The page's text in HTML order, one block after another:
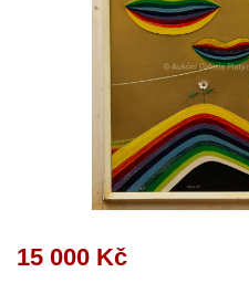
15 000 Kč